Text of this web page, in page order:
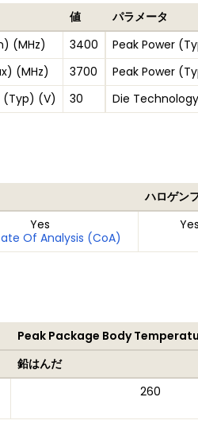
値
(MHz)
3400
(MHz)
3700
(Typ) (V)
30
パラメータ
Peak Power
Peak Power
Die Technology
ハロゲン
Yes
Of Analysis (CoA)
Yes
Peak Package Body
鉛はんだ
260